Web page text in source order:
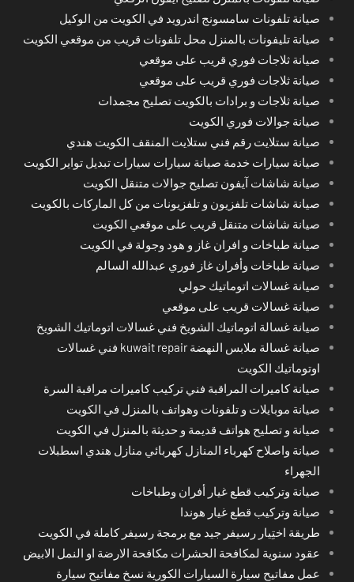
صيانة تلفونات سامسونج اندرويد في الكويت من الوكيل
صيانة تليفونات بالمنزل محل تلفونات قريب من موقعي الكويت
صيانة ثلاجات فوري قريب على موقعي
صيانة ثلاجات فوري قريب على موقعي
صيانة ثلاجات و برادات بالكويت تصليح مجمدات
صيانة جوالات فوري الكويت
صيانة ستلايت رقم فني ستلايت المنقف الكويت هندي
صيانة سيارات خدمة صيانة سيارات سيارات تبديل تواير الكويت
صيانة شاشات آيفون تصليح جوالات متنقل الكويت
صيانة شاشات تلفزيون و تلفزيونات من كل الماركات بالكويت
صيانة شاشات متنقل قريب على موقعي الكويت
صيانة طباخات و افران غاز و هود وجولة في الكويت
صيانة طباخات وأفران غاز فوري عبدالله السالم
صيانة غسالات اتوماتيك حولي
صيانة غسالات قريب على موقعي
صيانة غسالة اتوماتيك الشويخ فني غسالات اتوماتيك الشويخ
صيانة غسالة ملابس النهضة kuwait repair فني غسالات
اوتوماتيك الكويت
صيانة كاميرات المراقبة فني تركيب كاميرات مراقبة السرة
صيانة موبايلات و تلفونات وهواتف بالمنزل في الكويت
صيانة و تصليح هواتف قديمة و حديثة بالمنزل في الكويت
صيانة واصلاح كهرباء المنازل كهربائي منازل هندي اسطبلات
الجهراء
صيانة وتركيب قطع غيار أفران وطباخات
صيانة وتركيب قطع غيار هوندا
طريقة اختِيار رسيفر جيد مع برمجة رسيفر كاملة في الكويت
عقود سنوية لمكافحة الحشرات مكافحة الارضة او النمل الابيض
عمل مفاتيح سيارة السيارات الكورية نسخ مفاتيح سيارة